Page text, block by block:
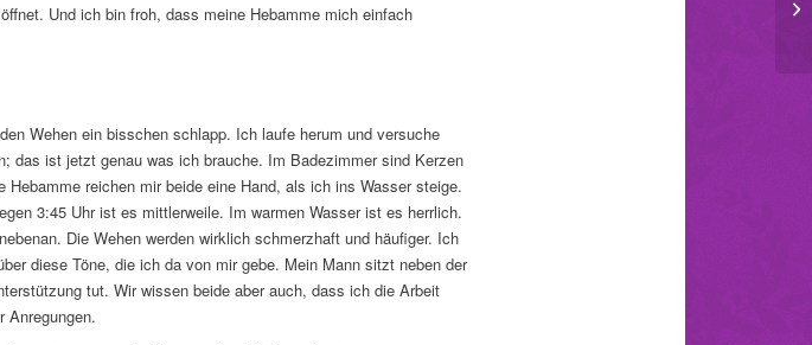
Und ich bin froh, dass meine Hebamme mich einfach
Wehen ein bisschen schlapp. Ich laufe herum und versuche
das ist jetzt genau was ich brauche. Im Badezimmer sind Kerzen
reichen mir beide eine Hand, als ich ins Wasser steige.
3:45 Uhr ist es mittlerweile. Im warmen Wasser ist es herrlich.
Die Wehen werden wirklich schmerzhaft und häufiger. Ich
diese Töne, die ich da von mir gebe. Mein Mann sitzt neben der
tut. Wir wissen beide aber auch, dass ich die Arbeit
Anregungen.